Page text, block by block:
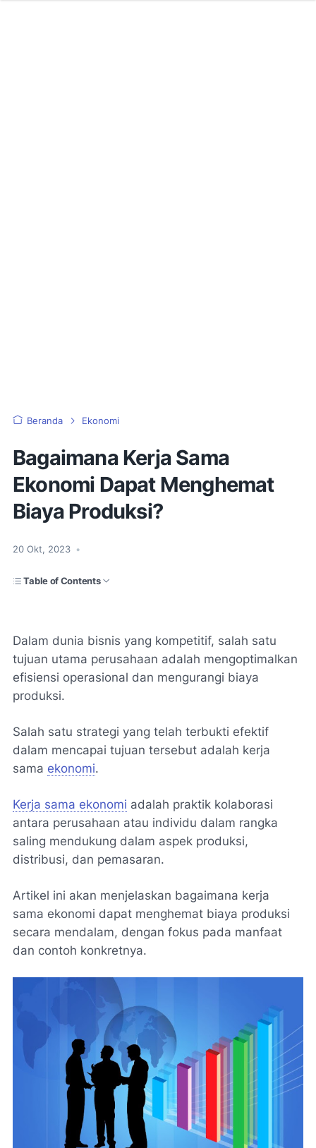
Beranda Ekonomi
Bagaimana Kerja Sama
Ekonomi Dapat Menghemat
Biaya Produksi?
20 Okt, 2023 •
Table of Contents
Dalam dunia bisnis yang kompetitif, salah satu
tujuan utama perusahaan adalah mengoptimalkan
efisiensi operasional dan mengurangi biaya
produksi.
Salah satu strategi yang telah terbukti efektif
dalam mencapai tujuan tersebut adalah kerja
sama ekonomi.
Kerja sama ekonomi adalah praktik kolaborasi
antara perusahaan atau individu dalam rangka
saling mendukung dalam aspek produksi,
distribusi, dan pemasaran.
Artikel ini akan menjelaskan bagaimana kerja
sama ekonomi dapat menghemat biaya produksi
secara mendalam, dengan fokus pada manfaat
dan contoh konkretnya.